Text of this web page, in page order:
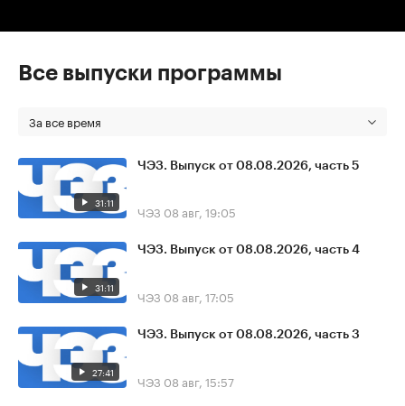
Все выпуски программы
За все время
31:11
ЧЭЗ. Выпуск от 08.08.2026, часть 5
ЧЭЗ 08 авг, 19:05
31:11
ЧЭЗ. Выпуск от 08.08.2026, часть 4
ЧЭЗ 08 авг, 17:05
27:41
ЧЭЗ. Выпуск от 08.08.2026, часть 3
ЧЭЗ 08 авг, 15:57